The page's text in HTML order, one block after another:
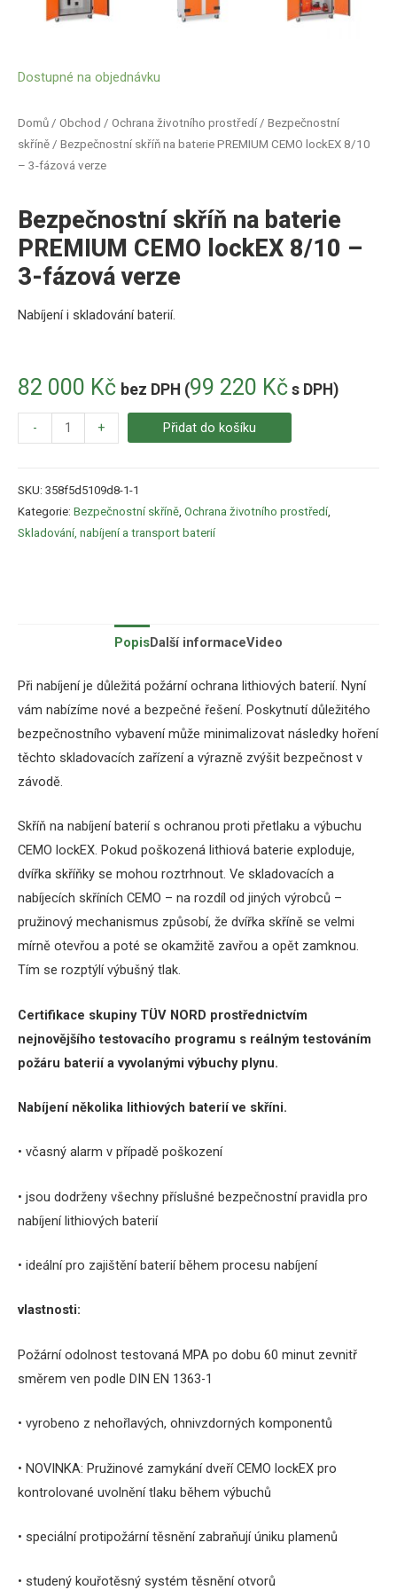
Domů / Obchod / Ochrana životního prostředí / Bezpečnostní
skříně / Bezpečnostní skříň na baterie PREMIUM CEMO lockEX 8/10
– 3-fázová verze
Bezpečnostní skříň na baterie
PREMIUM CEMO lockEX 8/10 –
3-fázová verze
82 000 Kč bez DPH (99 220 Kč s DPH)
Nabíjení i skladování baterií.
Dostupné na objednávku
- + Přidat do košíku
SKU: 358f5d5109d8-1-1
Kategorie: Bezpečnostní skříně, Ochrana životního prostředí,
Skladování, nabíjení a transport baterií
PopisDalší informaceVideo
Při nabíjení je důležitá požární ochrana lithiových baterií. Nyní
vám nabízíme nové a bezpečné řešení. Poskytnutí důležitého
bezpečnostního vybavení může minimalizovat následky hoření
těchto skladovacích zařízení a výrazně zvýšit bezpečnost v
závodě.
Skříň na nabíjení baterií s ochranou proti přetlaku a výbuchu
CEMO lockEX. Pokud poškozená lithiová baterie exploduje,
dvířka skříňky se mohou roztrhnout. Ve skladovacích a
nabíjecích skříních CEMO – na rozdíl od jiných výrobců –
pružinový mechanismus způsobí, že dvířka skříně se velmi
mírně otevřou a poté se okamžitě zavřou a opět zamknou.
Tím se rozptýlí výbušný tlak.
Certifikace skupiny TÜV NORD prostřednictvím
nejnovějšího testovacího programu s reálným testováním
požáru baterií a vyvolanými výbuchy plynu.
Nabíjení několika lithiových baterií ve skříni.
• včasný alarm v případě poškození
• jsou dodrženy všechny příslušné bezpečnostní pravidla pro
nabíjení lithiových baterií
• ideální pro zajištění baterií během procesu nabíjení
vlastnosti:
Požární odolnost testovaná MPA po dobu 60 minut zevnitř
směrem ven podle DIN EN 1363-1
• vyrobeno z nehořlavých, ohnivzdorných komponentů
• NOVINKA: Pružinové zamykání dveří CEMO lockEX pro
kontrolované uvolnění tlaku během výbuchů
• speciální protipožární těsnění zabraňují úniku plamenů
• studený kouřotěsný systém těsnění otvorů